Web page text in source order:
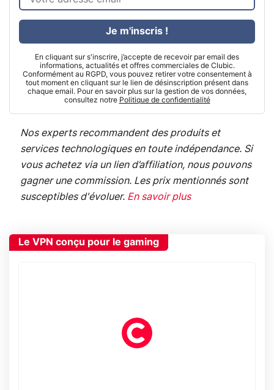
En cliquant sur s'inscrire, j’accepte de recevoir par email des
informations, actualités et offres commerciales de Clubic.
Conformément au RGPD, vous pouvez retirer votre consentement à
tout moment en cliquant sur le lien de désinscription présent dans
chaque email. Pour en savoir plus sur la gestion de vos données,
consultez notre Politique de confidentialité
Je m'inscris !
Nos experts recommandent des produits et
services technologiques en toute indépendance. Si
vous achetez via un lien d’affiliation, nous pouvons
gagner une commission. Les prix mentionnés sont
susceptibles d'évoluer. En savoir plus
Le VPN conçu pour le gaming